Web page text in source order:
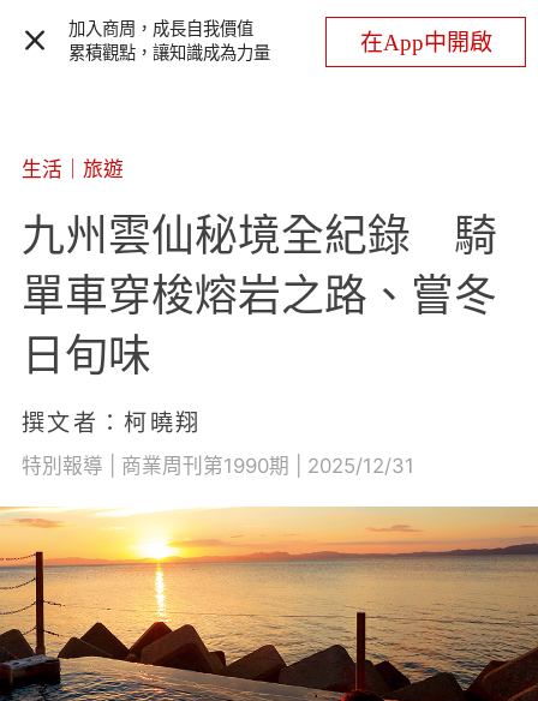
加入商周，成長自我價值
累積觀點，讓知識成為力量
在App中開啟
生活 旅遊
九州雲仙秘境全紀錄 騎
單車穿梭熔岩之路、嘗冬
日旬味
撰文者：柯曉翔
特別報導 | 商業周刊第1990期 | 2025/12/31